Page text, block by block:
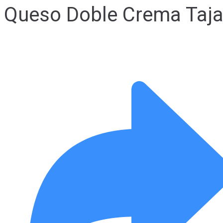
Queso Doble Crema